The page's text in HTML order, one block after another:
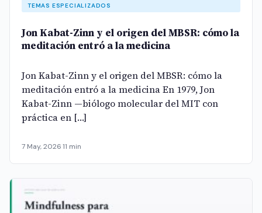
TEMAS ESPECIALIZADOS
Jon Kabat-Zinn y el origen del MBSR: cómo la
meditación entró a la medicina
Jon Kabat-Zinn y el origen del MBSR: cómo la
meditación entró a la medicina En 1979, Jon
Kabat-Zinn —biólogo molecular del MIT con
práctica en […]
7 May, 202611 min